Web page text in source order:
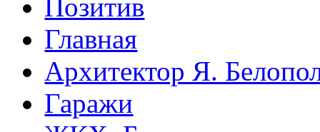
Позитив
Главная
Архитектор Я.
Гаражи